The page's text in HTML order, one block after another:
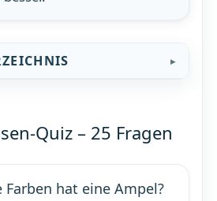
Quiz – 25 Fragen
Farben hat eine Ampel?